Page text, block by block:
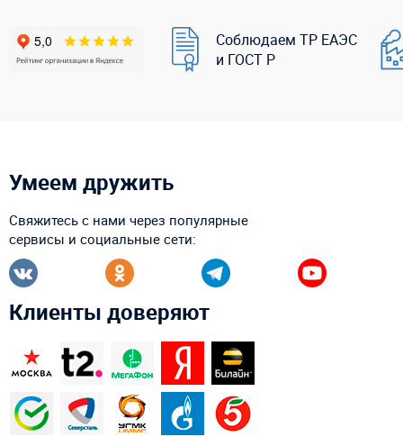
Соблюдаем ТР ЕАЭС
и ГОСТ Р
Умеем дружить
Свяжитесь с нами через популярные
сервисы и социальные сети:
Клиенты доверяют